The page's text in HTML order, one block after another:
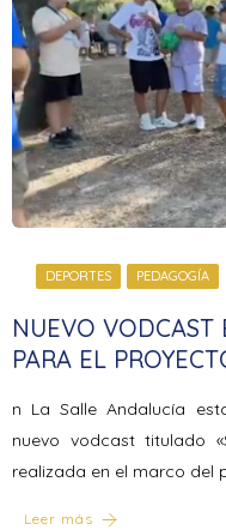
DEPORTES PEDAGOGÍA
NUEVO VODCAST
PARA EL
n La Salle Andalucía
nuevo vodcast titulado
realizada en el marco del
Leer más